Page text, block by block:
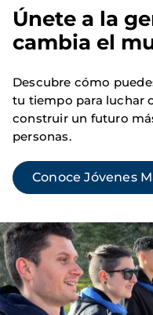
Imagen
Únete a la
cambia el
Descubre cómo
tu tiempo para luchar
construir un futuro
personas.
Conoce Jóvenes